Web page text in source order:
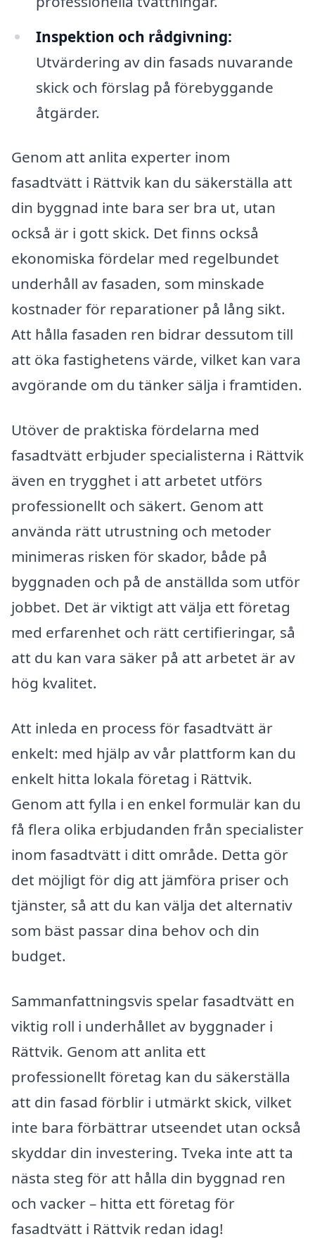
Inspektion och rådgivning:
Utvärdering av din fasads nuvarande
skick och förslag på förebyggande
åtgärder.
Genom att anlita experter inom
fasadtvätt i Rättvik kan du säkerställa att
din byggnad inte bara ser bra ut, utan
också är i gott skick. Det finns också
ekonomiska fördelar med regelbundet
underhåll av fasaden, som minskade
kostnader för reparationer på lång sikt.
Att hålla fasaden ren bidrar dessutom till
att öka fastighetens värde, vilket kan vara
avgörande om du tänker sälja i framtiden.
Utöver de praktiska fördelarna med
fasadtvätt erbjuder specialisterna i Rättvik
även en trygghet i att arbetet utförs
professionellt och säkert. Genom att
använda rätt utrustning och metoder
minimeras risken för skador, både på
byggnaden och på de anställda som utför
jobbet. Det är viktigt att välja ett företag
med erfarenhet och rätt certifieringar, så
att du kan vara säker på att arbetet är av
hög kvalitet.
Att inleda en process för fasadtvätt är
enkelt: med hjälp av vår plattform kan du
enkelt hitta lokala företag i Rättvik.
Genom att fylla i en enkel formulär kan du
få flera olika erbjudanden från specialister
inom fasadtvätt i ditt område. Detta gör
det möjligt för dig att jämföra priser och
tjänster, så att du kan välja det alternativ
som bäst passar dina behov och din
budget.
Sammanfattningsvis spelar fasadtvätt en
viktig roll i underhållet av byggnader i
Rättvik. Genom att anlita ett
professionellt företag kan du säkerställa
att din fasad förblir i utmärkt skick, vilket
inte bara förbättrar utseendet utan också
skyddar din investering. Tveka inte att ta
nästa steg för att hålla din byggnad ren
och vacker – hitta ett företag för
fasadtvätt i Rättvik redan idag!